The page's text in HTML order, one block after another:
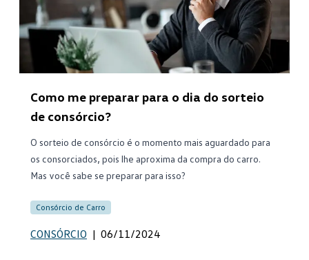
Como me preparar para o dia do sorteio
de consórcio?
O sorteio de consórcio é o momento mais aguardado para
os consorciados, pois lhe aproxima da compra do carro.
Mas você sabe se preparar para isso?
Consórcio de Carro
CONSÓRCIO | 06/11/2024